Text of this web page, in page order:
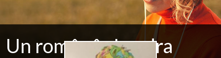
Un român în Londra